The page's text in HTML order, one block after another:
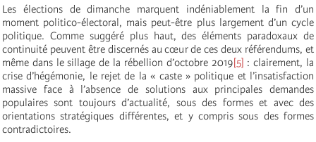
Les élections de dimanche marquent indéniablement la fin d’un
moment politico-électoral, mais peut-être plus largement d’un cycle
politique. Comme suggéré plus haut, des éléments paradoxaux de
continuité peuvent être discernés au cœur de ces deux référendums, et
même dans le sillage de la rébellion d’octobre 2019[5] : clairement, la
crise d’hégémonie, le rejet de la « caste » politique et l’insatisfaction
massive face à l’absence de solutions aux principales demandes
populaires sont toujours d’actualité, sous des formes et avec des
orientations stratégiques différentes, et y compris sous des formes
contradictoires.